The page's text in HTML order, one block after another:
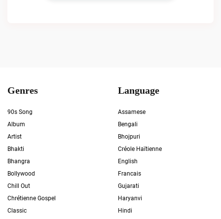
Genres
90s Song
Album
Artist
Bhakti
Bhangra
Bollywood
Chill Out
Chrétienne Gospel
Classic
Language
Assamese
Bengali
Bhojpuri
Créole Haïtienne
English
Francais
Gujarati
Haryanvi
Hindi